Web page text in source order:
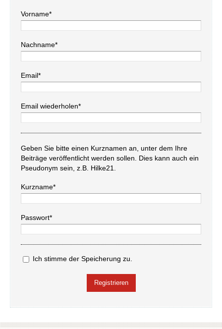
Vorname*
Nachname*
Email*
Email wiederholen*
Geben Sie bitte einen Kurznamen an, unter dem Ihre
Beiträge veröffentlicht werden sollen. Dies kann auch ein
Pseudonym sein, z.B. Hilke21.
Kurzname*
Passwort*
Ich stimme der Speicherung zu.